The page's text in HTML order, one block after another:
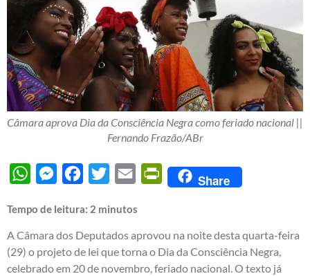
Câmara aprova Dia da Consciência Negra como feriado nacional ||
Fernando Frazão/ABr
WhatsAppMessengerFacebook
Twitter Email PrintFriendly
Share
Tempo de leitura: 2 minutos
A Câmara dos Deputados aprovou na noite desta quarta-feira
(29) o projeto de lei que torna o Dia da Consciência Negra,
celebrado em 20 de novembro, feriado nacional. O texto já